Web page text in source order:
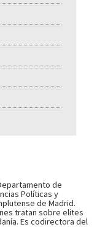
de
Políticas y
de Madrid.
tratan sobre elites
Es codirectora del